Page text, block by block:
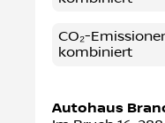
CO₂-Emissionen
kombiniert
Autohaus
Im Bruch 16,